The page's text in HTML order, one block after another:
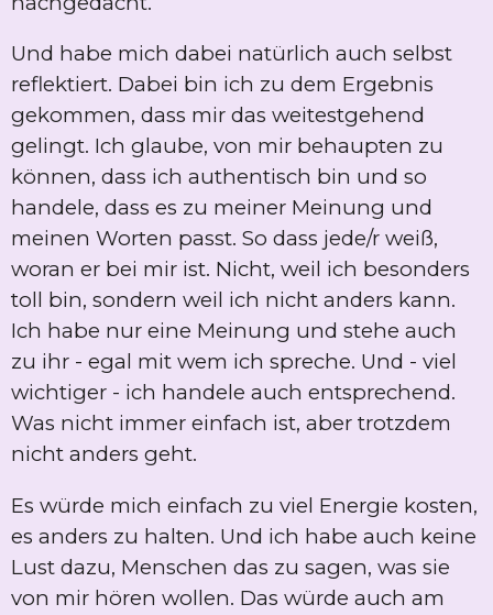
Und habe mich dabei natürlich auch selbst
reflektiert. Dabei bin ich zu dem Ergebnis
gekommen, dass mir das weitestgehend
gelingt. Ich glaube, von mir behaupten zu
können, dass ich authentisch bin und so
handele, dass es zu meiner Meinung und
meinen Worten passt. So dass jede/r weiß,
woran er bei mir ist. Nicht, weil ich besonders
toll bin, sondern weil ich nicht anders kann.
Ich habe nur eine Meinung und stehe auch
zu ihr - egal mit wem ich spreche. Und - viel
wichtiger - ich handele auch entsprechend.
Was nicht immer einfach ist, aber trotzdem
nicht anders geht.
Es würde mich einfach zu viel Energie kosten,
es anders zu halten. Und ich habe auch keine
Lust dazu, Menschen das zu sagen, was sie
von mir hören wollen. Das würde auch am